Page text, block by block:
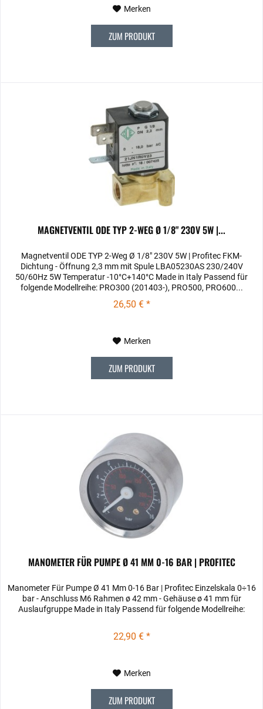
Merken
ZUM PRODUKT
MAGNETVENTIL ODE TYP 2-WEG Ø 1/8" 230V 5W |...
Magnetventil ODE TYP 2-Weg Ø 1/8" 230V 5W | Profitec FKM-
Dichtung - Öffnung 2,3 mm mit Spule LBA05230AS 230/240V
50/60Hz 5W Temperatur -10°C+140°C Made in Italy Passend für
folgende Modellreihe: PRO300 (201403-), PRO500, PRO600...
26,50 € *
Merken
ZUM PRODUKT
MANOMETER FÜR PUMPE Ø 41 MM 0-16 BAR | PROFITEC
Manometer Für Pumpe Ø 41 Mm 0-16 Bar | Profitec Einzelskala 0÷16
bar - Anschluss M6 Rahmen ø 42 mm - Gehäuse ø 41 mm für
Auslaufgruppe Made in Italy Passend für folgende Modellreihe:
22,90 € *
Merken
ZUM PRODUKT